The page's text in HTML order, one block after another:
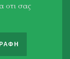
οτι σας